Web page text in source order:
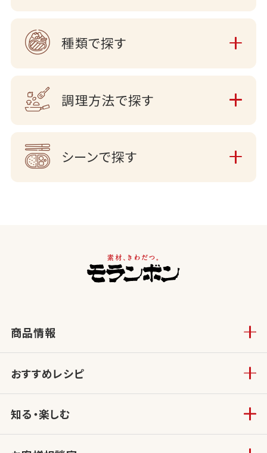
種類で探す
調理方法で探す
シーンで探す
商品情報
おすすめレシピ
知る・楽しむ